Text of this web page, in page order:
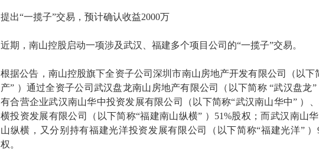
提出“一揽子”交易，预计确认收益2000万
近期，南山控股启动一项涉及武汉、福建多个项目公司的“一揽子”交易。
根据公告，南山控股旗下全资子公司深圳市南山房地产开发有限公司（以下
产” ）通过全资子公司武汉盘龙南山房地产有限公司（以下简称 “武汉盘龙
有合营企业武汉南山华中投资发展有限公司（以下简称“武汉南山华中” ）
横投资发展有限公司（以下简称“福建南山纵横” ）51%股权；而武汉南山
山纵横，又分别持有福建光洋投资发展有限公司（以下简称“福建光洋” ）
权。